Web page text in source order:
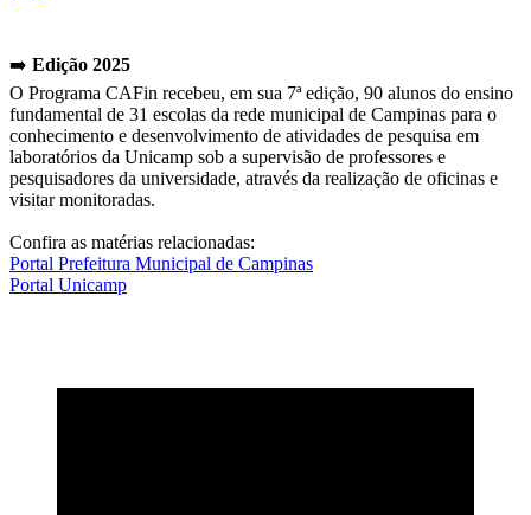
➡️ Edição 2025
O Programa CAFin recebeu, em sua 7ª edição, 90 alunos do ensino
fundamental de 31 escolas da rede municipal de Campinas para o
conhecimento e desenvolvimento de atividades de pesquisa em
laboratórios da Unicamp sob a supervisão de professores e
pesquisadores da universidade, através da realização de oficinas e
visitar monitoradas.
Confira as matérias relacionadas:
Portal Prefeitura Municipal de Campinas
Portal Unicamp